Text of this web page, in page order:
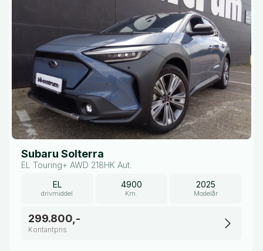
Subaru Solterra
EL Touring+ AWD 218HK Aut.
EL
drivmiddel
4900
Km.
2025
Modelår
299.800,-
Kontantpris